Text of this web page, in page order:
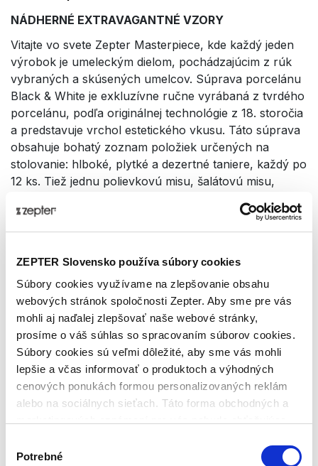
ZEPTER Slovensko používa súbory cookies
Súbory cookies využívame na zlepšovanie obsahu
webových stránok spoločnosti Zepter. Aby sme pre vás
mohli aj naďalej zlepšovať naše webové stránky,
prosíme o váš súhlas so spracovaním súborov cookies.
Súbory cookies sú veľmi dôležité, aby sme vás mohli
lepšie a včas informovať o produktoch a výhodných
cenových ponukách formou personalizovaných reklám
alebo na sociálnych sieťach. Táto forma obchodných a
súhlasu
Potrebné
NÁDHERNÉ EXTRAVAGANTNÉ VZORY
Vitajte vo svete Zepter Masterpiece, kde každý jeden
výrobok je umeleckým dielom, pochádzajúcim z rúk
vybraných a skúsených umelcov. Súprava porcelánu
Black & White je exkluzívne ručne vyrábaná z tvrdého
porcelánu, podľa originálnej technológie z 18. storočia
a predstavuje vrchol estetického vkusu. Táto súprava
obsahuje bohatý zoznam položiek určených na
stolovanie: hlboké, plytké a dezertné taniere, každý po
12 ks. Tiež jednu polievkovú misu, šalátovú misu,
koreničku, 12 kávových šálok s podšálkami doplňuje
kávová kanvica, cukornička a kanvička na mlieko.
KRÁSA ZRODENÁ ZO ZEME A OHŇA
Položky z kolekcie Zepter Masterpiece sú ručne
vyrábané v Bavorsku z tvrdého porcelánu, ktorý je
vďaka vysokému obsahu kaolínu (50-55%) a nízkej
prímesi kremeňa a živca (20% a 30%) odolný voči
poškriabaniu. Pre výrobu tohto exkluzívneho
porcelánu používa spoločnosť Zepter výhradne
postupy vnútorného a vonkajšieho glazovania. Počas
procesu výpalu "vnútornej" glazúry sa
farba a riad sa vypáli pri teplote 1 250 ° C tak, aby